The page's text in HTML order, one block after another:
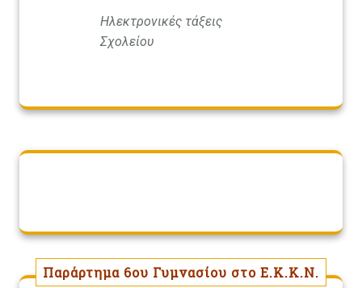
Ηλεκτρονικές τάξεις
Σχολείου
Παράρτημα 6ου Γυμνασίου στο Ε.Κ.Κ.Ν.